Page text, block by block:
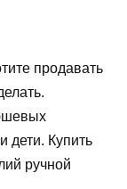
продавать
дети. Купить
ручной